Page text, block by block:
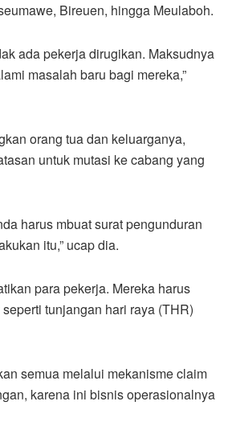
Bireuen, hingga Meulaboh.
ada pekerja dirugikan. Maksudnya
masalah baru bagi mereka,”
orang tua dan keluarganya,
untuk mutasi ke cabang yang
harus mbuat surat pengunduran
itu,” ucap dia.
para pekerja. Mereka harus
tunjangan hari raya (THR)
semua melalui mekanisme claim
karena ini bisnis operasionalnya